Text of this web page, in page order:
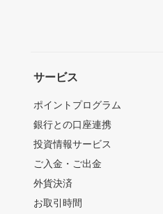
サービス
ポイントプログラム
銀行との口座連携
投資情報サービス
ご入金・ご出金
外貨決済
お取引時間